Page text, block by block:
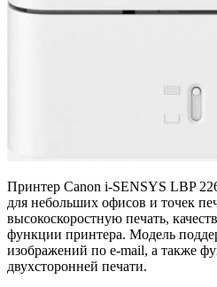
Принтер Canon i-SENSYS LBP
для небольших офисов и точек
высокоскоростную печать,
функции принтера. Модель
изображений по e-mail, а также
двухсторонней печати.